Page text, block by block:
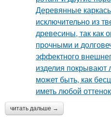
читать дальше →